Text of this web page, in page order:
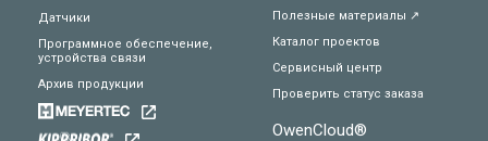
Датчики
Программное обеспечение,
устройства связи
Архив продукции
Полезные материалы ↗
Каталог проектов
Сервисный центр
Проверить статус заказа
OwenCloud®